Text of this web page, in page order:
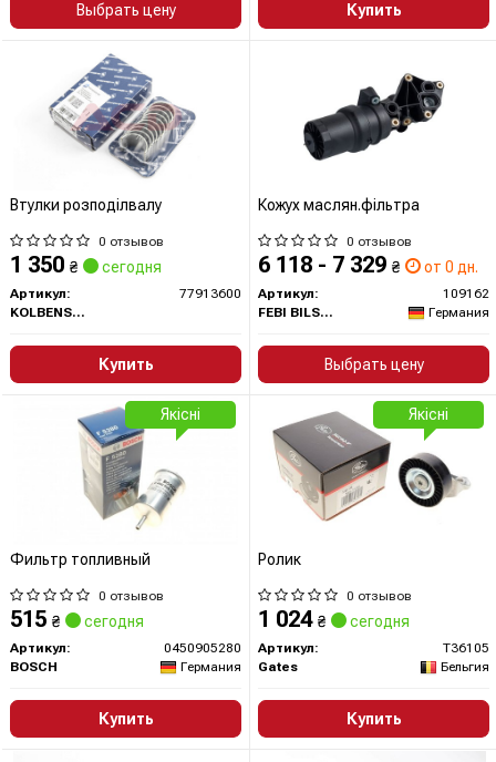
Выбрать цену Купить
Втулки розподілвалу
0 отзывов
1 350 ₴ сегодня
Артикул:
77913600
KOLBENSCHMIDT
Купить
Кожух маслян.фільтра
0 отзывов
6 118 - 7 329 ₴ от 0 дн.
Артикул:
109162
FEBI BILSTEIN
Германия
Выбрать цену
Фильтр топливный
0 отзывов
515 ₴ сегодня
Артикул:
0450905280
BOSCH
Германия
Купить
Якісні
Ролик
0 отзывов
1 024 ₴ сегодня
Артикул:
T36105
Gates
Бельгия
Купить
Якісні